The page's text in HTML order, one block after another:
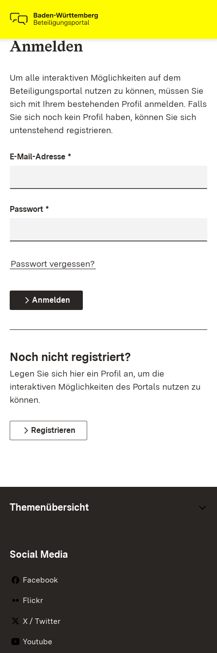
Anmelden
Um alle interaktiven Möglichkeiten auf dem
Beteiligungsportal nutzen zu können, müssen Sie
sich mit Ihrem bestehenden Profil anmelden. Falls
Sie sich noch kein Profil haben, können Sie sich
untenstehend registrieren.
E-Mail-Adresse *
Passwort *
Passwort vergessen?
Anmelden
Noch nicht registriert?
Legen Sie sich hier ein Profil an, um die
interaktiven Möglichkeiten des Portals nutzen zu
können.
Registrieren
Themenübersicht
Social Media
Facebook
Flickr
X / Twitter
Youtube